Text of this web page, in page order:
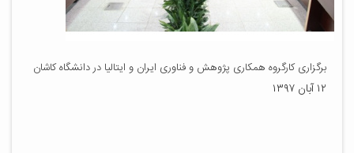
برگزاری کارگروه همکاری پژوهش و فناوری ایران و ایتالیا در دانشگاه کاشان
۱۲ آبان ۱۳۹۷